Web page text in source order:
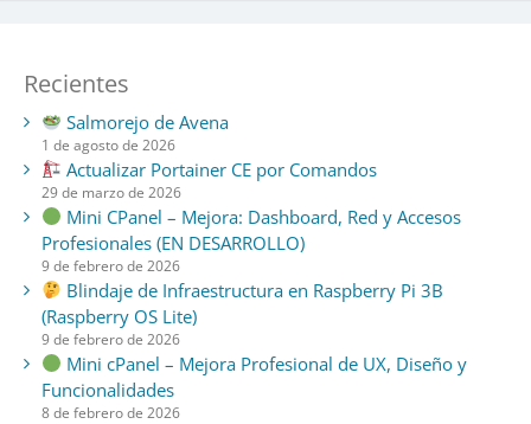
Recientes
Salmorejo de Avena
1 de agosto de 2026
Actualizar Portainer CE por Comandos
29 de marzo de 2026
Mini CPanel – Mejora: Dashboard, Red y Accesos
Profesionales (EN DESARROLLO)
9 de febrero de 2026
Blindaje de Infraestructura en Raspberry Pi 3B
(Raspberry OS Lite)
9 de febrero de 2026
Mini cPanel – Mejora Profesional de UX, Diseño y
Funcionalidades
8 de febrero de 2026